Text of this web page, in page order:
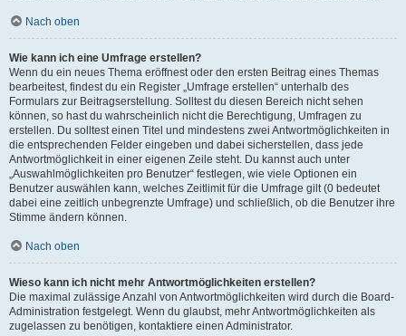
Nach oben
Wie kann ich eine Umfrage erstellen?
Wenn du ein neues Thema eröffnest oder den ersten Beitrag eines Themas
bearbeitest, findest du ein Register „Umfrage erstellen“ unterhalb des
Formulars zur Beitragserstellung. Solltest du diesen Bereich nicht sehen
können, so hast du wahrscheinlich nicht die Berechtigung, Umfragen zu
erstellen. Du solltest einen Titel und mindestens zwei Antwortmöglichkeiten in
die entsprechenden Felder eingeben und dabei sicherstellen, dass jede
Antwortmöglichkeit in einer eigenen Zeile steht. Du kannst auch unter
„Auswahlmöglichkeiten pro Benutzer“ festlegen, wie viele Optionen ein
Benutzer auswählen kann, welches Zeitlimit für die Umfrage gilt (0 bedeutet
dabei eine zeitlich unbegrenzte Umfrage) und schließlich, ob die Benutzer ihre
Stimme ändern können.
Nach oben
Wieso kann ich nicht mehr Antwortmöglichkeiten erstellen?
Die maximal zulässige Anzahl von Antwortmöglichkeiten wird durch die Board-
Administration festgelegt. Wenn du glaubst, mehr Antwortmöglichkeiten als
zugelassen zu benötigen, kontaktiere einen Administrator.